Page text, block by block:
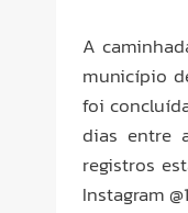
A
município
foi
dias entre
registros
Instagram